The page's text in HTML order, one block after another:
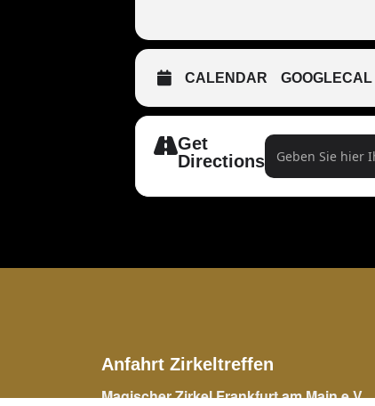
CALENDAR GOOGLECAL
Get
Directions
Address -
Anfahrt Zirkeltreffen
Magischer Zirkel Frankfurt am Main e.V.